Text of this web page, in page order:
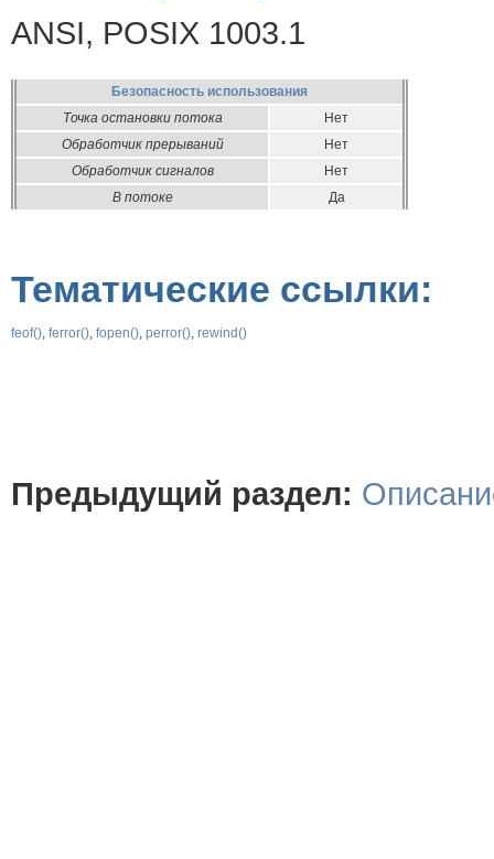
ANSI, POSIX 1003.1
Безопасность использования
Точка остановки потока
Нет
Обработчик прерываний
Нет
Обработчик сигналов
Нет
В потоке
Да
Тематические ссылки:
feof(), ferror(), fopen(), perror(), rewind()
Предыдущий раздел: